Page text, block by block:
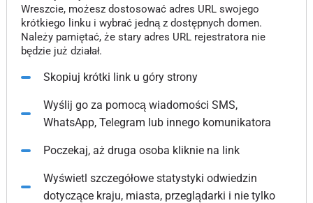
Wreszcie, możesz dostosować adres URL swojego
krótkiego linku i wybrać jedną z dostępnych domen.
Należy pamiętać, że stary adres URL rejestratora nie
będzie już działał.
Skopiuj krótki link u góry strony
Wyślij go za pomocą wiadomości SMS,
WhatsApp, Telegram lub innego komunikatora
Poczekaj, aż druga osoba kliknie na link
Wyświetl szczegółowe statystyki odwiedzin
dotyczące kraju, miasta, przeglądarki i nie tylko